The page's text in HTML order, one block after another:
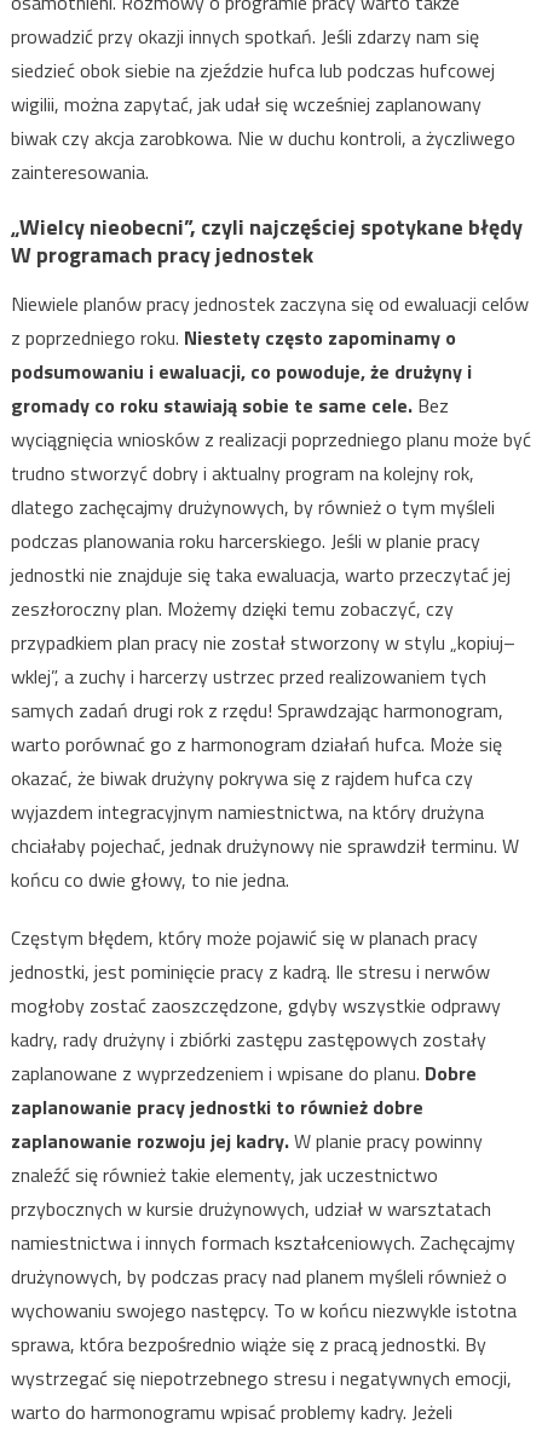
prowadzić przy okazji innych spotkań. Jeśli zdarzy nam się
siedzieć obok siebie na zjeździe hufca lub podczas hufcowej
wigilii, można zapytać, jak udał się wcześniej zaplanowany
biwak czy akcja zarobkowa. Nie w duchu kontroli, a życzliwego
zainteresowania.
„Wielcy nieobecni”, czyli najczęściej spotykane błędy
W programach pracy jednostek
Niewiele planów pracy jednostek zaczyna się od ewaluacji celów
z poprzedniego roku. Niestety często zapominamy o
podsumowaniu i ewaluacji, co powoduje, że drużyny i
gromady co roku stawiają sobie te same cele.Bez
wyciągnięcia wniosków z realizacji poprzedniego planu może być
trudno stworzyć dobry i aktualny program na kolejny rok,
dlatego zachęcajmy drużynowych, by również o tym myśleli
podczas planowania roku harcerskiego. Jeśli w planie pracy
jednostki nie znajduje się taka ewaluacja, warto przeczytać jej
zeszłoroczny plan. Możemy dzięki temu zobaczyć, czy
przypadkiem plan pracy nie został stworzony w stylu „kopiuj–
wklej”, a zuchy i harcerzy ustrzec przed realizowaniem tych
samych zadań drugi rok z rzędu! Sprawdzając harmonogram,
warto porównać go z harmonogram działań hufca. Może się
okazać, że biwak drużyny pokrywa się z rajdem hufca czy
wyjazdem integracyjnym namiestnictwa, na który drużyna
chciałaby pojechać, jednak drużynowy nie sprawdził terminu. W
końcu co dwie głowy, to nie jedna.
Częstym błędem, który może pojawić się w planach pracy
jednostki, jest pominięcie pracy z kadrą. Ile stresu i nerwów
mogłoby zostać zaoszczędzone, gdyby wszystkie odprawy
kadry, rady drużyny i zbiórki zastępu zastępowych zostały
zaplanowane z wyprzedzeniem i wpisane do planu. Dobre
zaplanowanie pracy jednostki to również dobre
zaplanowanie rozwoju jej kadry.W planie pracy powinny
znaleźć się również takie elementy, jak uczestnictwo
przybocznych w kursie drużynowych, udział w warsztatach
namiestnictwa i innych formach kształceniowych. Zachęcajmy
drużynowych, by podczas pracy nad planem myśleli również o
wychowaniu swojego następcy. To w końcu niezwykle istotna
sprawa, która bezpośrednio wiąże się z pracą jednostki. By
wystrzegać się niepotrzebnego stresu i negatywnych emocji,
warto do harmonogramu wpisać problemy kadry. Jeżeli